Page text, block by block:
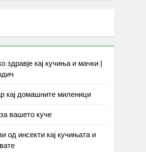
здравје кај кучиња и мачки |
кај домашните миленици
вашето куче
од инсекти кај кучињата и